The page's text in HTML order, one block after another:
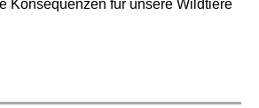
Konsequenzen für unsere Wildtiere